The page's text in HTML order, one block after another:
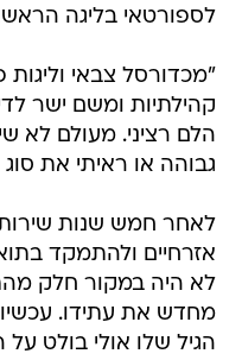
לספורטאי בליגה
"מכדורסל צבאי
הלם רציני. מעולם לא
גבוהה או ראיתי את סוג
לאחר חמש שנות
אזרחיים ולהתמקד
לא היה במקור חלק
מחדש את עתידו.
הגיל שלו אולי בולט